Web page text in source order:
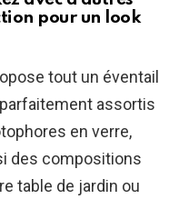
pour un look
tout un éventail
assortis
en verre,
des compositions
table de jardin ou